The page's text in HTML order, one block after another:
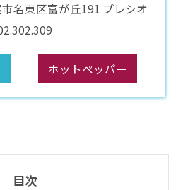
名東区富が丘191 プレシオ
ホットペッパー
目次